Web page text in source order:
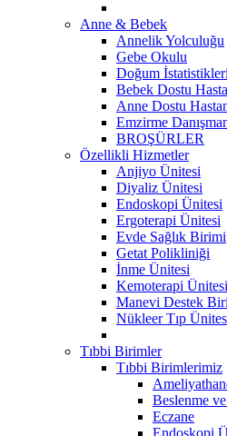
Anne & Bebek
Annelik Yolculuğu
Gebe Okulu
Doğum İstatistikleri
Bebek Dostu
Anne Dostu
Emzirme
BROŞÜRLER
Özellikli Hizmetler
Anjiyo Ünitesi
Diyaliz Ünitesi
Endoskopi Ünitesi
Ergoterapi Ünitesi
Evde Sağlık Birimi
Getat Polikliniği
İnme Ünitesi
Kemoterapi Ünitesi
Manevi Destek
Nükleer Tıp
Tıbbi Birimler
Tıbbi Birimlerimiz
Beslenme
Eczane
Endoskopi